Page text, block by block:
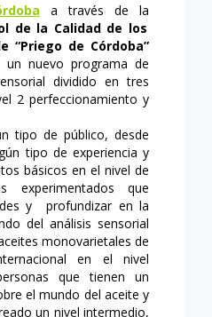
a través de la
de la Calidad de los
“Priego de Córdoba”
un nuevo programa de
dividido en tres
2 perfeccionamiento y
tipo de público, desde
tipo de experiencia y
básicos en el nivel de
experimentados que
y profundizar en la
del análisis sensorial
monovarietales de
en el nivel
que tienen un
el mundo del aceite y
un nivel intermedio,